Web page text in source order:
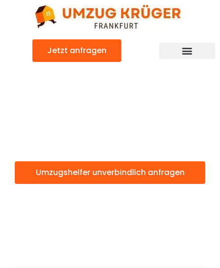
Jetzt anfragen
Umzugshelfer unverbindlich anfragen